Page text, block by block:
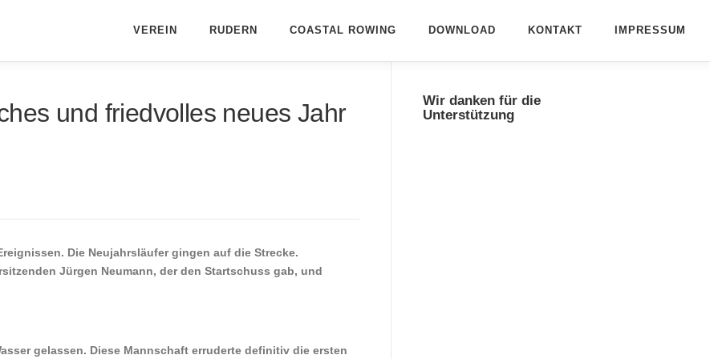
VEREIN RUDERN COASTAL ROWING DOWNLOAD KONTAKT IMPRESSUM
und friedvolles neues Jahr
Die Neujahrsläufer gingen auf die Strecke.
Jürgen Neumann, der den Startschuss gab, und
gelassen. Diese Mannschaft erruderte definitiv die ersten
Wir danken für die
Unterstützung